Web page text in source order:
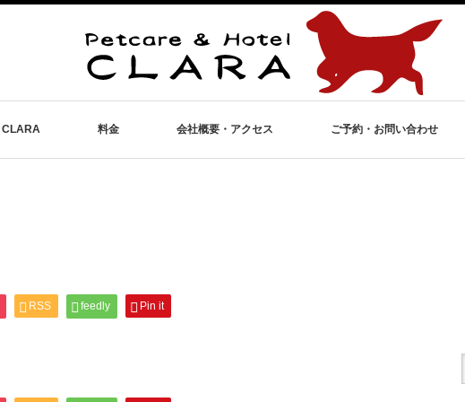
CLARA 料金 会社概要・アクセス ご予約・お問い合わせ
RSS feedly Pin it